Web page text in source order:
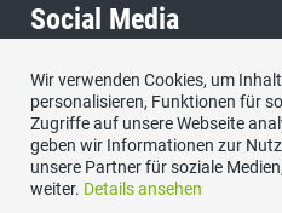
Social Media
Besuchen Sie uns bei:
Wir verwenden Cookies, um
personalisieren, Funktionen für
Zugriffe auf unsere Webseite
geben wir Informationen zur
unsere Partner für soziale
weiter. Details ansehen